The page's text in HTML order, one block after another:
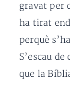
gravat per
ha tirat
perquè
S’escau
que la